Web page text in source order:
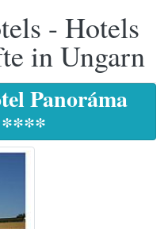
- Hotels
in Ungarn
Panoráma
****